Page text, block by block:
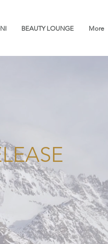
BEAUTY LOUNGE More